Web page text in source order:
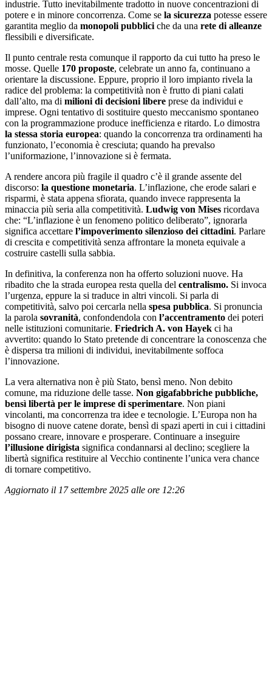
industrie. Tutto inevitabilmente tradotto in nuove concentrazioni di
potere e in minore concorrenza. Come se la sicurezza potesse essere
garantita meglio da monopoli pubblici che da una rete di alleanze
flessibili e diversificate.
Il punto centrale resta comunque il rapporto da cui tutto ha preso le
mosse. Quelle 170 proposte, celebrate un anno fa, continuano a
orientare la discussione. Eppure, proprio il loro impianto rivela la
radice del problema: la competitività non è frutto di piani calati
dall’alto, ma di milioni di decisioni libere prese da individui e
imprese. Ogni tentativo di sostituire questo meccanismo spontaneo
con la programmazione produce inefficienza e ritardo. Lo dimostra
la stessa storia europea: quando la concorrenza tra ordinamenti ha
funzionato, l’economia è cresciuta; quando ha prevalso
l’uniformazione, l’innovazione si è fermata.
A rendere ancora più fragile il quadro c’è il grande assente del
discorso: la questione monetaria. L’inflazione, che erode salari e
risparmi, è stata appena sfiorata, quando invece rappresenta la
minaccia più seria alla competitività. Ludwig von Mises ricordava
che: “L’inflazione è un fenomeno politico deliberato”, ignorarla
significa accettare l’impoverimento silenzioso dei cittadini. Parlare
di crescita e competitività senza affrontare la moneta equivale a
costruire castelli sulla sabbia.
In definitiva, la conferenza non ha offerto soluzioni nuove. Ha
ribadito che la strada europea resta quella del centralismo. Si invoca
l’urgenza, eppure la si traduce in altri vincoli. Si parla di
competitività, salvo poi cercarla nella spesa pubblica. Si pronuncia
la parola sovranità, confondendola con l’accentramento dei poteri
nelle istituzioni comunitarie. Friedrich A. von Hayek ci ha
avvertito: quando lo Stato pretende di concentrare la conoscenza che
è dispersa tra milioni di individui, inevitabilmente soffoca
l’innovazione.
La vera alternativa non è più Stato, bensì meno. Non debito
comune, ma riduzione delle tasse. Non gigafabbriche pubbliche,
bensì libertà per le imprese di sperimentare. Non piani
vincolanti, ma concorrenza tra idee e tecnologie. L’Europa non ha
bisogno di nuove catene dorate, bensì di spazi aperti in cui i cittadini
possano creare, innovare e prosperare. Continuare a inseguire
l’illusione dirigista significa condannarsi al declino; scegliere la
libertà significa restituire al Vecchio continente l’unica vera chance
di tornare competitivo.
Aggiornato il 17 settembre 2025 alle ore 12:26